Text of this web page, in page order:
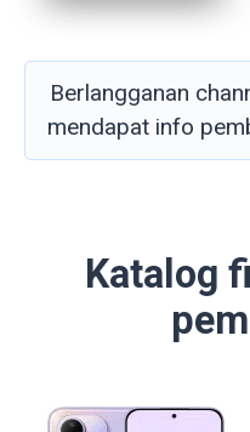
Berlangganan
mendapat info
Katalog